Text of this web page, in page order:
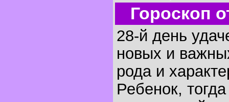
Гороскоп
28-й день
новых и
рода и
Ребенок,